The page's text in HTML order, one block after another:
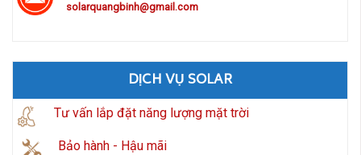
solarquangbinh@gmail.com
DỊCH VỤ SOLAR
Tư vấn lắp đặt năng lượng mặt trời
Bảo hành - Hậu mãi